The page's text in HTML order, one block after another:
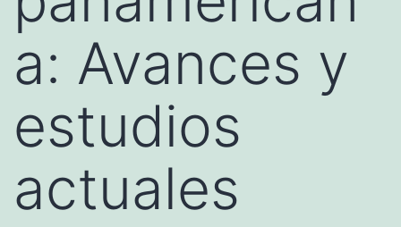
a: Avances y
estudios
actuales